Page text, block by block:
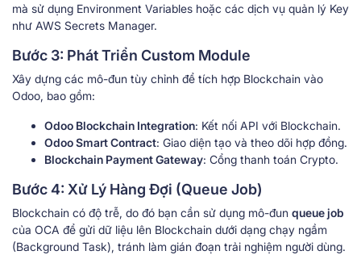
mà sử dụng Environment Variables hoặc các dịch vụ quản lý Key
như AWS Secrets Manager.
Bước 3: Phát Triển Custom Module
Xây dựng các mô-đun tùy chỉnh để tích hợp Blockchain vào
Odoo, bao gồm:
Odoo Blockchain Integration: Kết nối API với Blockchain.
Odoo Smart Contract: Giao diện tạo và theo dõi hợp đồng.
Blockchain Payment Gateway: Cổng thanh toán Crypto.
Bước 4: Xử Lý Hàng Đợi (Queue Job)
Blockchain có độ trễ, do đó bạn cần sử dụng mô-đun queue job
của OCA để gửi dữ liệu lên Blockchain dưới dạng chạy ngầm
(Background Task), tránh làm gián đoạn trải nghiệm người dùng.